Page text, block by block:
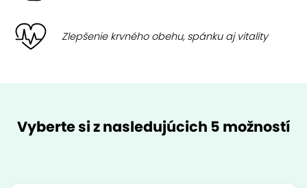
Zlepšenie krvného obehu, spánku aj vitality
Vyberte si z nasledujúcich 5 možností